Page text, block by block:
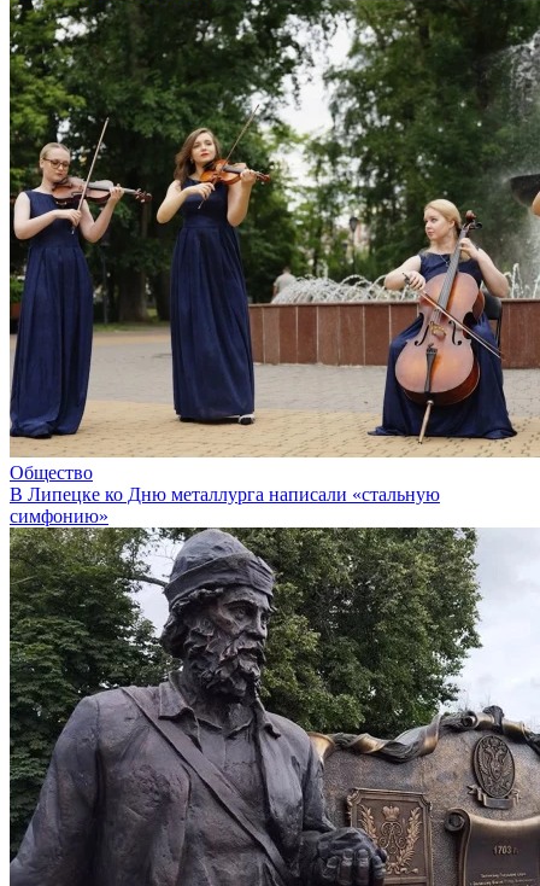
Общество
В Липецке ко Дню металлурга написали «стальную
симфонию»